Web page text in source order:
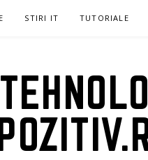
STIRI IT TUTORIALE